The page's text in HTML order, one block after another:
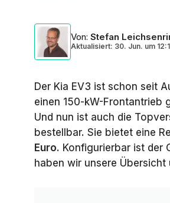
Von: Stefan
Aktualisiert: 30. Jun. um
Der Kia EV3 ist schon seit
einen 150-kW-Frontantrieb
Und nun ist auch die
bestellbar. Sie bietet eine
Euro. Konfigurierbar ist der
haben wir unsere